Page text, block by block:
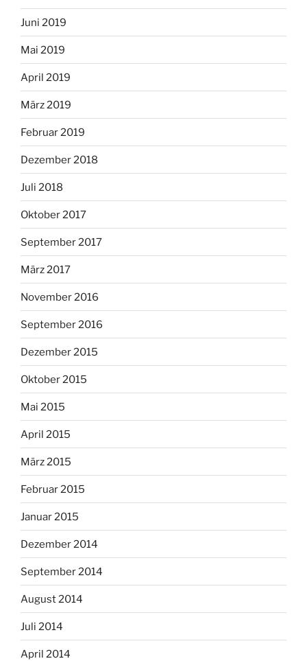
Juni 2019
Mai 2019
April 2019
März 2019
Februar 2019
Dezember 2018
Juli 2018
Oktober 2017
September 2017
März 2017
November 2016
September 2016
Dezember 2015
Oktober 2015
Mai 2015
April 2015
März 2015
Februar 2015
Januar 2015
Dezember 2014
September 2014
August 2014
Juli 2014
April 2014